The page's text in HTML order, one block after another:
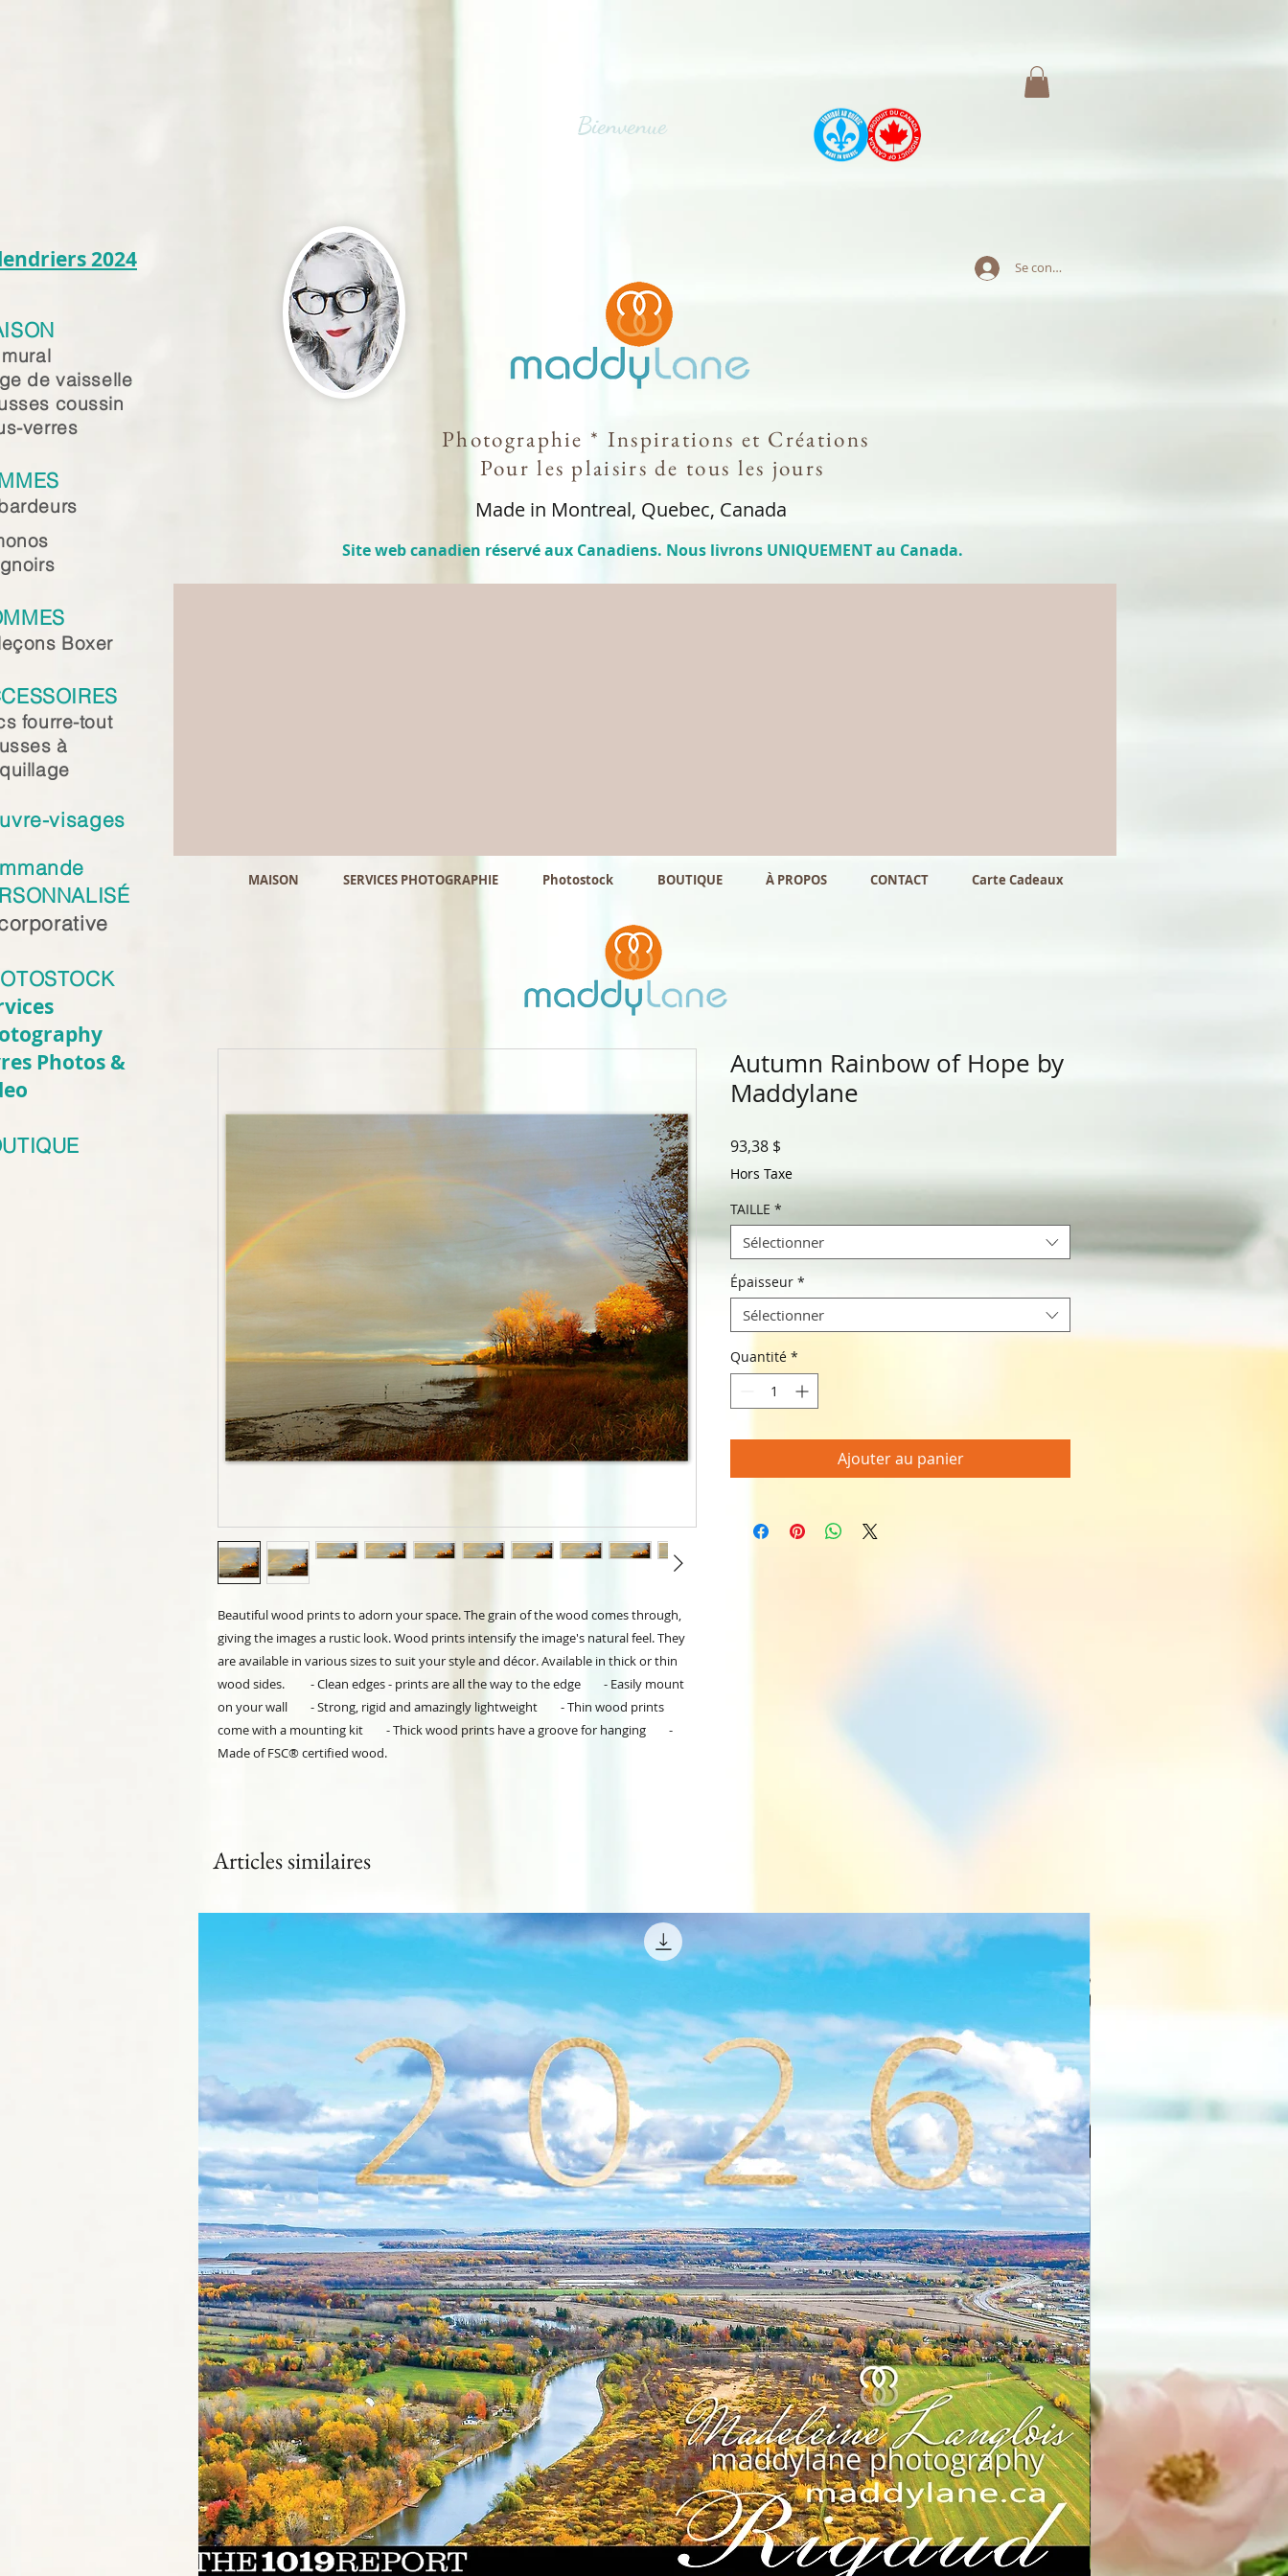
Bienvenue
Se connecter
Photographie * Inspirations et Créations
Pour les plaisirs de tous les jours
Made in Montreal, Quebec, Canada
Site web canadien réservé aux Canadiens. Nous livrons UNIQUEMENT au Canada.
MAISON SERVICES PHOTOGRAPHIE Photostock BOUTIQUE À PROPOS CONTACT Carte Cadeaux
Beautiful wood prints to adorn your space. The grain of the wood comes through,
giving the images a rustic look. Wood prints intensify the image's natural feel. They
are available in various sizes to suit your style and décor. Available in thick or thin
wood sides.         - Clean edges - prints are all the way to the edge        - Easily mount
on your wall        - Strong, rigid and amazingly lightweight        - Thin wood prints
come with a mounting kit        - Thick wood prints have a groove for hanging        -
Made of FSC® certified wood.
Autumn Rainbow of Hope by
Maddylane
93,38 $
Hors Taxe
TAILLE *
Sélectionner
Épaisseur *
Sélectionner
Quantité *
Ajouter au panier
Articles similaires
2024
de vaisselle
coussin
verres
Boxer
fourre-tout
à
visages
Photos &